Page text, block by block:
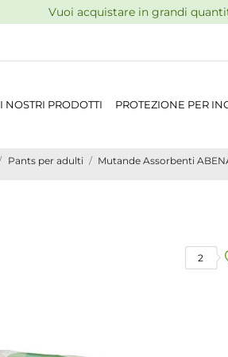
Vuoi acquistare in grandi
I NOSTRI PRODOTTI PROTEZIONE PER
Pants per adulti Mutande Assorbenti
2